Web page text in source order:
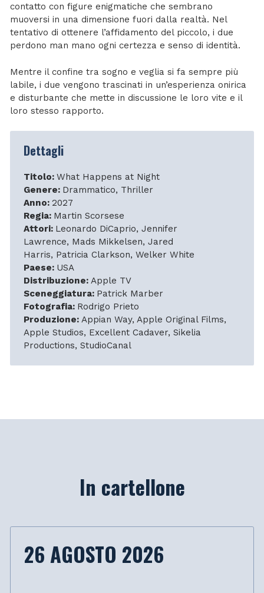
contatto con figure enigmatiche che sembrano
muoversi in una dimensione fuori dalla realtà. Nel
tentativo di ottenere l’affidamento del piccolo, i due
perdono man mano ogni certezza e senso di identità.
Mentre il confine tra sogno e veglia si fa sempre più
labile, i due vengono trascinati in un’esperienza onirica
e disturbante che mette in discussione le loro vite e il
loro stesso rapporto.
Dettagli
Titolo: What Happens at Night
Genere: Drammatico, Thriller
Anno: 2027
Regia: Martin Scorsese
Attori: Leonardo DiCaprio, Jennifer
Lawrence, Mads Mikkelsen, Jared
Harris, Patricia Clarkson, Welker White
Paese: USA
Distribuzione: Apple TV
Sceneggiatura: Patrick Marber
Fotografia: Rodrigo Prieto
Produzione: Appian Way, Apple Original Films,
Apple Studios, Excellent Cadaver, Sikelia
Productions, StudioCanal
In cartellone
26 AGOSTO 2026